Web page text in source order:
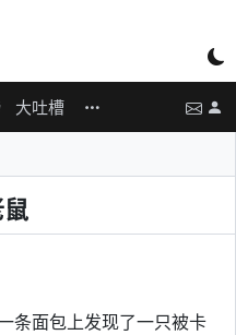
大吐槽
条面包上发现了一只被卡